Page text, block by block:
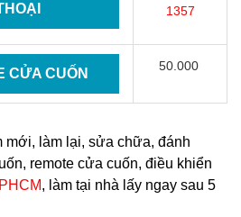
1357
CỬA CUỐN 50.000
mới, làm lại, sửa chữa, đánh
remote cửa cuốn, điều khiển
, làm tại nhà lấy ngay sau 5